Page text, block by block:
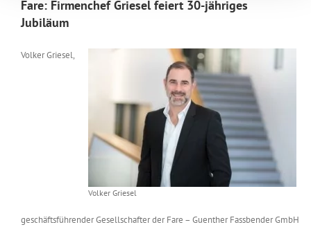
Wissen
Fare: Firmenchef Griesel feiert 30-jähriges
Jubiläum
Volker Griesel
Volker Griesel,
geschäftsführender Gesellschafter der Fare – Guenther Fassbender GmbH